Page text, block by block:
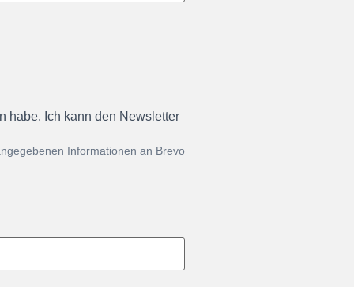
habe. Ich kann den Newsletter
Informationen an Brevo